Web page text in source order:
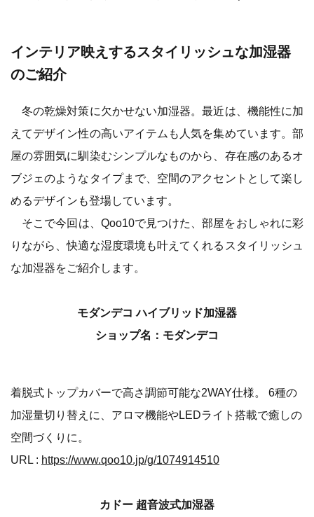
インテリア映えするスタイリッシュな加湿器
のご紹介
冬の乾燥対策に欠かせない加湿器。最近は、機能性に加
えてデザイン性の高いアイテムも人気を集めています。部
屋の雰囲気に馴染むシンプルなものから、存在感のあるオ
ブジェのようなタイプまで、空間のアクセントとして楽し
めるデザインも登場しています。
そこで今回は、Qoo10で見つけた、部屋をおしゃれに彩
りながら、快適な湿度環境も叶えてくれるスタイリッシュ
な加湿器をご紹介します。
モダンデコ ハイブリッド加湿器
ショップ名：モダンデコ
着脱式トップカバーで高さ調節可能な2WAY仕様。 6種の
加湿量切り替えに、アロマ機能やLEDライト搭載で癒しの
空間づくりに。
URL : https://www.qoo10.jp/g/1074914510
カドー 超音波式加湿器